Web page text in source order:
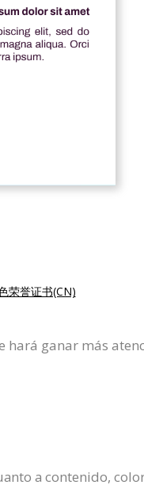
荣誉证书(CN)
ganar más
a contenido,